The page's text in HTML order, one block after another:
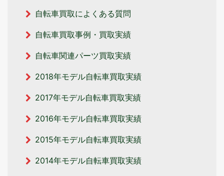
自転車買取によくある質問
自転車買取事例・買取実績
自転車関連パーツ買取実績
2018年モデル自転車買取実績
2017年モデル自転車買取実績
2016年モデル自転車買取実績
2015年モデル自転車買取実績
2014年モデル自転車買取実績